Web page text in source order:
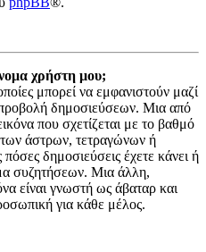
χρήστη μου;
μπορεί να εμφανιστούν μαζί
δημοσιεύσεων. Μια από
που σχετίζεται με το βαθμό
άστρων, τετραγώνων ή
δημοσιεύσεις έχετε κάνει ή
συζητήσεων. Μια άλλη,
είναι γνωστή ως άβαταρ και
για κάθε μέλος.